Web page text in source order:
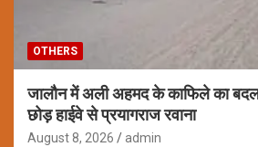
OTHERS
जालौन में अली अहमद के काफिले का
छोड़ हाईवे से प्रयागराज रवाना
August 8, 2026 admin